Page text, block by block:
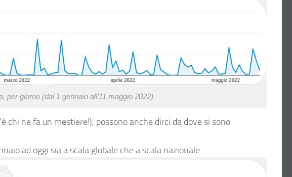
per giorno (dal 1 gennaio all’11 maggio 2022)
chi ne fa un mestiere!), possono anche dirci da dove si sono
ad oggi sia a scala globale che a scala nazionale.